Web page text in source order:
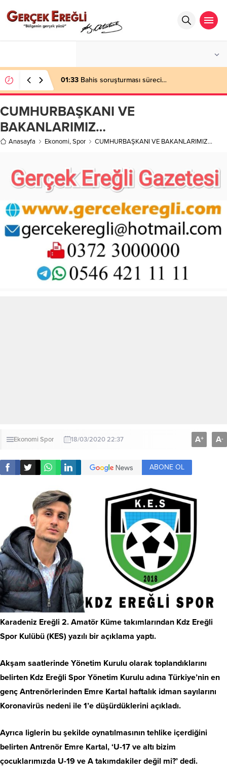
01:33 Bahis soruşturması süreci…
CUMHURBAŞKANI VE
BAKANLARIMIZ…
Anasayfa Ekonomi,Spor CUMHURBAŞKANI VE BAKANLARIMIZ…
Ekonomi Spor 18/03/2020 22:37 A+ A-
ABONE OL
Karadeniz Ereğli 2. Amatör Küme takımlarından Kdz Ereğli
Spor Kulübü (KES) yazılı bir açıklama yaptı.
Akşam saatlerinde Yönetim Kurulu olarak toplandıklarını
belirten Kdz Ereğli Spor Yönetim Kurulu adına Türkiye’nin en
genç Antrenörlerinden Emre Kartal haftalık idman sayılarını
Koronavirüs nedeni ile 1’e düşürdüklerini açıkladı.
Ayrıca liglerin bu şekilde oynatılmasının tehlike içerdiğini
belirten Antrenör Emre Kartal, ‘U-17 ve altı bizim
çocuklarımızda U-19 ve A takımdakiler değil mi?’ dedi.